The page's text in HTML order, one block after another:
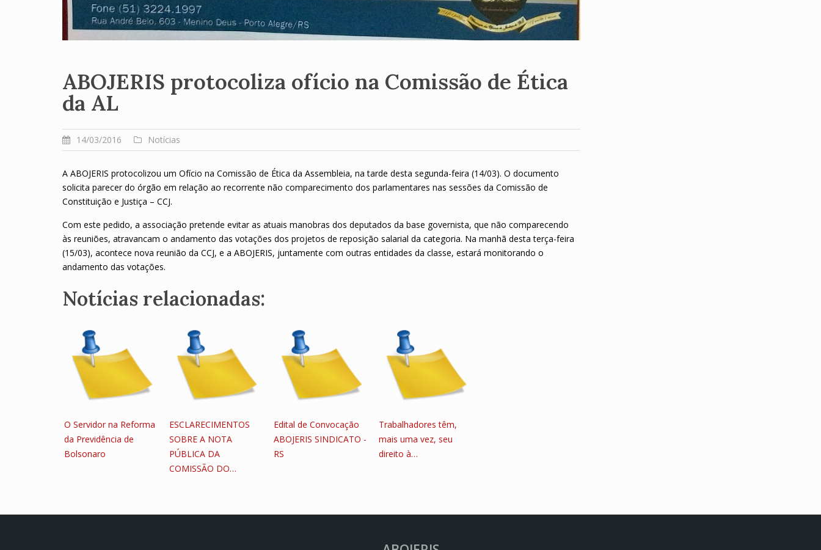
ABOJERIS protocoliza ofício na Comissão de Ética
da AL
14/03/2016 Notícias
A ABOJERIS protocolizou um Ofício na Comissão de Ética da Assembleia, na tarde desta segunda-feira (14/03). O documento
solicita parecer do órgão em relação ao recorrente não comparecimento dos parlamentares nas sessões da Comissão de
Constituição e Justiça – CCJ.
Com este pedido, a associação pretende evitar as atuais manobras dos deputados da base governista, que não comparecendo
às reuniões, atravancam o andamento das votações dos projetos de reposição salarial da categoria. Na manhã desta terça-feira
(15/03), acontece nova reunião da CCJ, e a ABOJERIS, juntamente com outras entidades da classe, estará monitorando o
andamento das votações.
Notícias relacionadas:
O Servidor na Reforma
da Previdência de
Bolsonaro
ESCLARECIMENTOS
SOBRE A NOTA
PÚBLICA DA
COMISSÃO DO…
Edital de Convocação
ABOJERIS SINDICATO -
RS
Trabalhadores têm,
mais uma vez, seu
direito à…